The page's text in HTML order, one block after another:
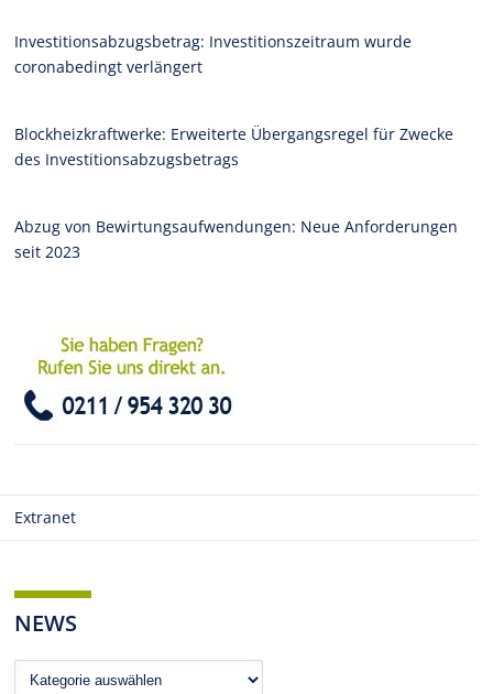
Investitionsabzugsbetrag: Investitionszeitraum wurde
coronabedingt verlängert
Blockheizkraftwerke: Erweiterte Übergangsregel für Zwecke
des Investitionsabzugsbetrags
Abzug von Bewirtungsaufwendungen: Neue Anforderungen
seit 2023
Extranet
NEWS
News